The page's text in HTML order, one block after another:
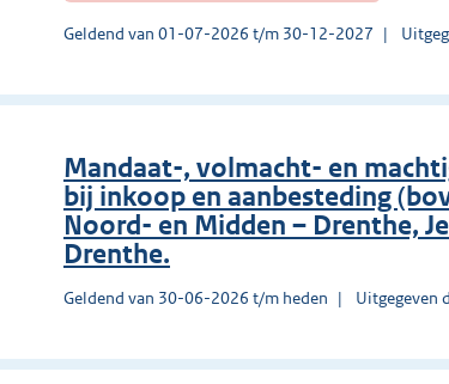
Geldend van 01-07-2026 t/m 30-12-2027
Mandaat-, volmacht- en
bij inkoop en aanbesteding
Noord- en Midden – Drenthe,
Drenthe.
Geldend van 30-06-2026 t/m heden Uitgegeven